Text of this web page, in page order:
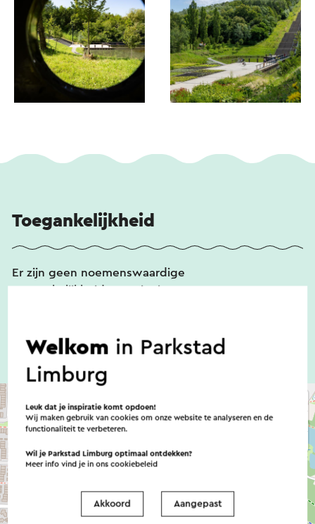
Toegankelijkheid
Er zijn geen noemenswaardige
toegankelijkheidsvoorzieningen
Welkom in Parkstad
Limburg
Leuk dat je inspiratie komt opdoen!
Wij maken gebruik van cookies om onze website te analyseren en de
functionaliteit te verbeteren.
Wil je Parkstad Limburg optimaal ontdekken?
Meer info vind je in onscookiebeleid
Akkoord Aangepast